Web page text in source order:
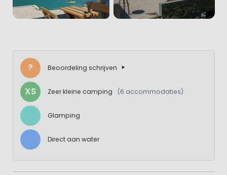
? Beoordeling schrijven
XS Zeer kleine camping (6 accommodaties)
Glamping
Direct aan water